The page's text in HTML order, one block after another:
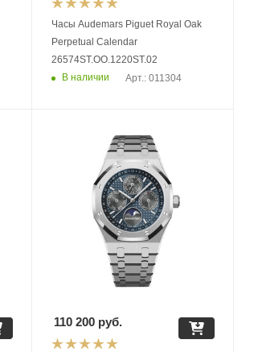
Часы Audemars Piguet Royal Oak
Perpetual Calendar
26574ST.OO.1220ST.02
В наличии
Арт.: 011304
110 200руб.